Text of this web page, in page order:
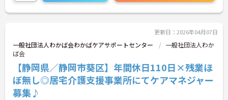
更新日：2026年04月07日
一般社団法人わかば会わかばケアサポートセンター
一般社団法人わか
ば会
【静岡県／静岡市葵区】年間休日110日×残業ほ
ぼ無し◎居宅介護支援事業所にてケアマネジャー
募集♪